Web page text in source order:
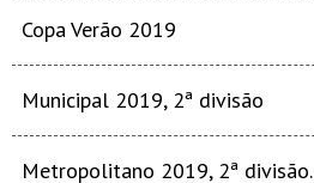
Copa Verão 2019
Municipal 2019, 2ª divisão
Metropolitano 2019, 2ª divisão.